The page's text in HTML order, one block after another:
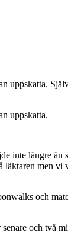
uppskatta.
uppskatta.
inte längre än
läktaren men vi
och
och två